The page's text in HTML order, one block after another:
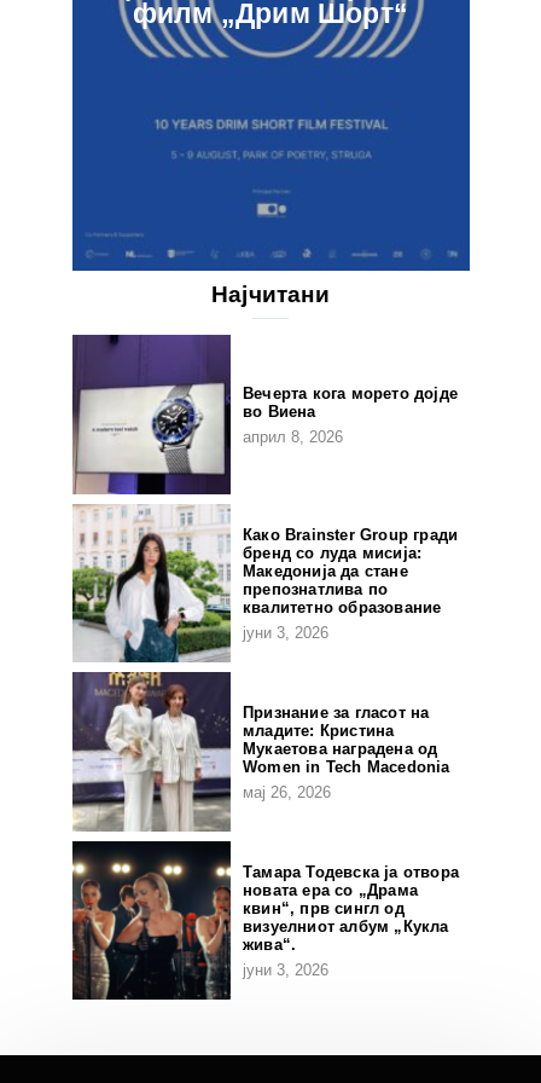
филм „Дрим Шорт“
Најчитани
Вечерта кога морето дојде
во Виена
април 8, 2026
Како Brainster Group гради
бренд со луда мисија:
Македонија да стане
препознатлива по
квалитетно образование
јуни 3, 2026
Признание за гласот на
младите: Кристина
Мукаетова наградена од
Women in Tech Macedonia
мај 26, 2026
Тамара Тодевска ја отвора
новата ера со „Драма
квин“, прв сингл од
визуелниот албум „Кукла
жива“.
јуни 3, 2026